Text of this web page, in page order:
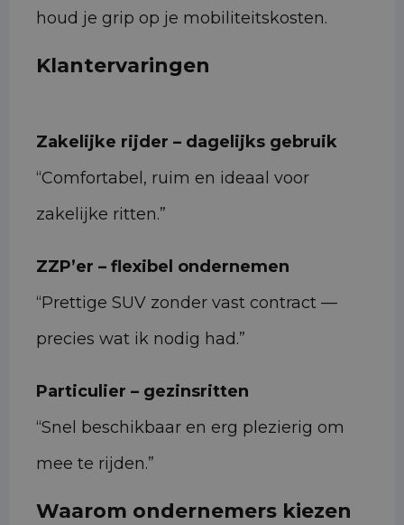
houd je grip op je mobiliteitskosten.
Klantervaringen
Zakelijke rijder – dagelijks gebruik
“Comfortabel, ruim en ideaal voor
zakelijke ritten.”
ZZP’er – flexibel ondernemen
“Prettige SUV zonder vast contract —
precies wat ik nodig had.”
Particulier – gezinsritten
“Snel beschikbaar en erg plezierig om
mee te rijden.”
Waarom ondernemers kiezen